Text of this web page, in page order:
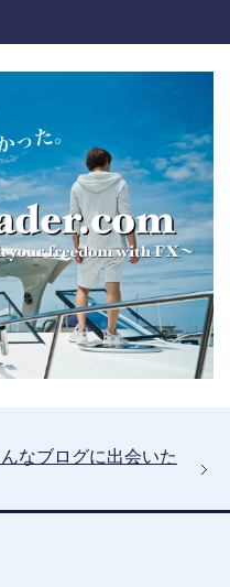
なブログに出会いた